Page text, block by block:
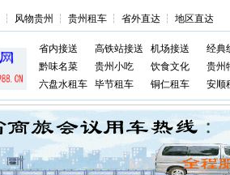
┆ 风物贵州 ┆ 贵州租车 ┆ 省外直达 ┆ 地区直达
省内接送 高铁站接送 机场接送
经典
黔味名菜
贵州小吃 饮食文化
贵州
六盘水租车
毕节租车 铜仁租车 安顺